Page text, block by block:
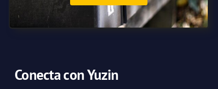
Conecta con Yuzin